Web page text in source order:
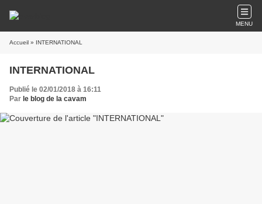
MENU
Accueil » INTERNATIONAL
INTERNATIONAL
Publié le 02/01/2018 à 16:11
Par le blog de la cavam